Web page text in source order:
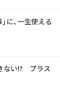
に、一生使える
ない!? プラス